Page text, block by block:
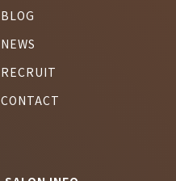
BLOG
NEWS
RECRUIT
CONTACT